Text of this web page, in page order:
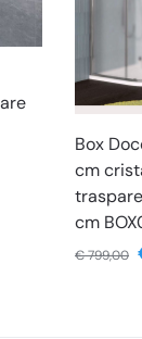
Box
cm
cm
€799,00